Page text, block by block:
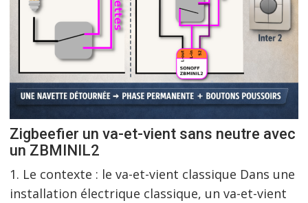
Zigbeefier un va-et-vient sans neutre avec
un ZBMINIL2
1. Le contexte : le va-et-vient classique Dans une
installation électrique classique, un va-et-vient